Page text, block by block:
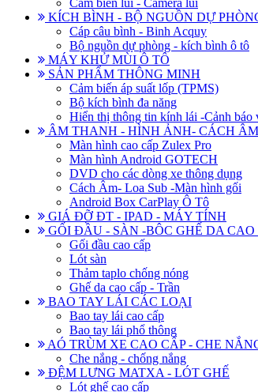
Cảm biến lùi - Camera lùi
KÍCH BÌNH - BỘ NGUỒN DỰ
Cáp câu bình - Binh Acquy
Bộ nguồn dự phòng - kích bình ô tô
MÁY KHỬ MÙI Ô TÔ
SẢN PHẨM THÔNG MINH
Cảm biến áp suất lốp (TPMS)
Bộ kích bình đa năng
Hiển thị thông tin kính lái -Cảnh báo
ÂM THANH - HÌNH ẢNH- CÁCH
Màn hình cao cấp Zulex Pro
Màn hình Android GOTECH
DVD cho các dòng xe thông dụng
Cách Âm- Loa Sub -Màn hình gối
Android Box CarPlay Ô Tô
GIÁ ĐỠ ĐT - IPAD - MÁY TÍNH
GỐI ĐẦU - SÀN -BÔC GHẾ DA CAO
Gối đầu cao cấp
Lót sàn
Thảm taplo chống nóng
Ghế da cao cấp - Trần
BAO TAY LÁI CÁC LOẠI
Bao tay lái cao cấp
Bao tay lái phổ thông
AÓ TRÙM XE CAO CẤP - CHE
Che nắng - chống nắng
ĐỆM LƯNG MATXA - LÓT GHẾ
Lót ghế cao cấp